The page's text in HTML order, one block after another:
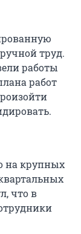
труд.
работы
работ
на крупных
что в